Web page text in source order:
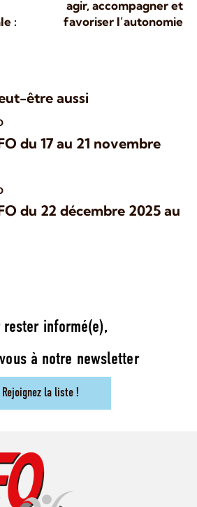
:
agir, accompagner et
favoriser l’autonomie
être aussi
du 17 au 21 novembre
du 22 décembre 2025 au
rester informé(e),
à notre newsletter
Rejoignez la liste !